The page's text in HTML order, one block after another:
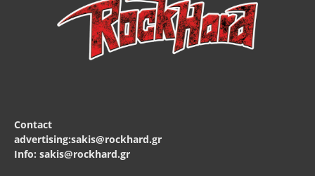
Contact
advertising:sakis@rockhard.gr
Info: sakis@rockhard.gr